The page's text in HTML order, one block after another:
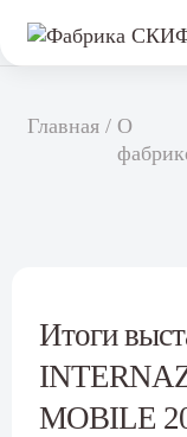
Главная / О
Итоги
MOBILE